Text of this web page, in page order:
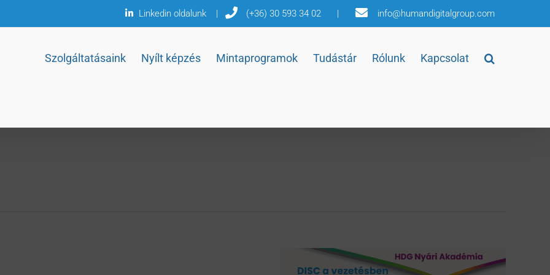
Linkedin oldalunk | (+36) 30 593 34 02 | info@humandigitalgroup.com
Szolgáltatásaink Nyílt képzés Mintaprogramok Tudástár Rólunk Kapcsolat